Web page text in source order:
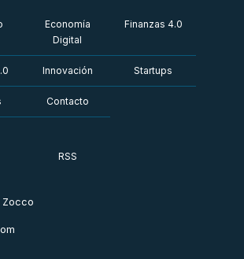
Zocco
Economía
Digital
Finanzas 4.0
Innovación Startups
Contacto
RSS